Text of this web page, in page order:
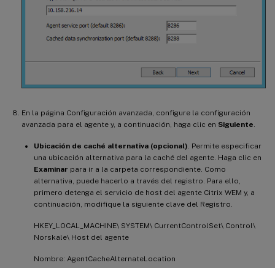
En la página Configuración avanzada, configure la configuración
avanzada para el agente y, a continuación, haga clic en Siguiente
Ubicación de caché alternativa (opcional) . Permite especificar
una ubicación alternativa para la caché del agente. Haga clic en
Examinar para ir a la carpeta correspondiente. Como
alternativa, puede hacerlo a través del registro. Para ello,
primero detenga el servicio de host del agente Citrix WEM y, a
continuación, modifique la siguiente clave del Registro.
HKEY_LOCAL_MACHINE\ SYSTEM\ CurrentControlSet\ Control\
Norskale\ Host del agente
Nombre: AgentCacheAlternateLocation